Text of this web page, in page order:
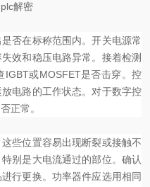
解密
否在标称范围内。开关电源常
效和稳压电路异常。接着检测
或MOSFET是否击穿。控
电路的工作状态。对于数字控
正常。
些位置容易出现断裂或接触不
别是大电流通过的部位。 确认
行更换。功率器件应选用相同